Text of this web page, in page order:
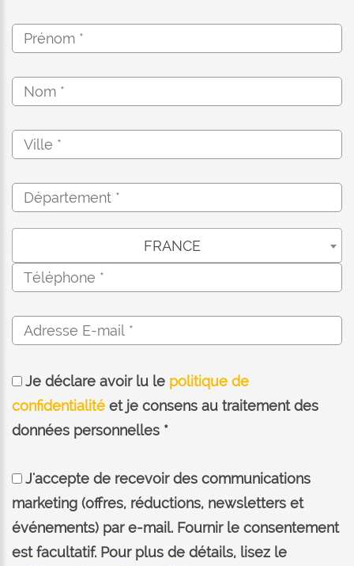
FRANCE
Je déclare avoir lu le politique de
confidentialité et je consens au traitement des
données personnelles *
J'accepte de recevoir des communications
marketing (offres, réductions, newsletters et
événements) par e-mail. Fournir le consentement
est facultatif. Pour plus de détails, lisez le